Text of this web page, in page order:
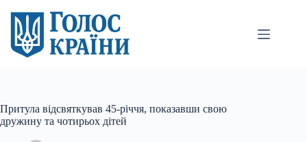
вмісту
Притула відсвяткував 45-річчя, показавши свою
дружину та чотирьох дітей